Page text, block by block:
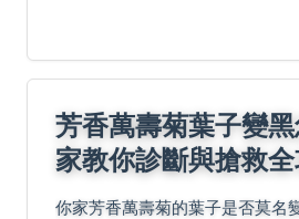
芳香萬壽菊葉子變
家教你診斷與搶救
你家芳香萬壽菊的葉子是否莫名